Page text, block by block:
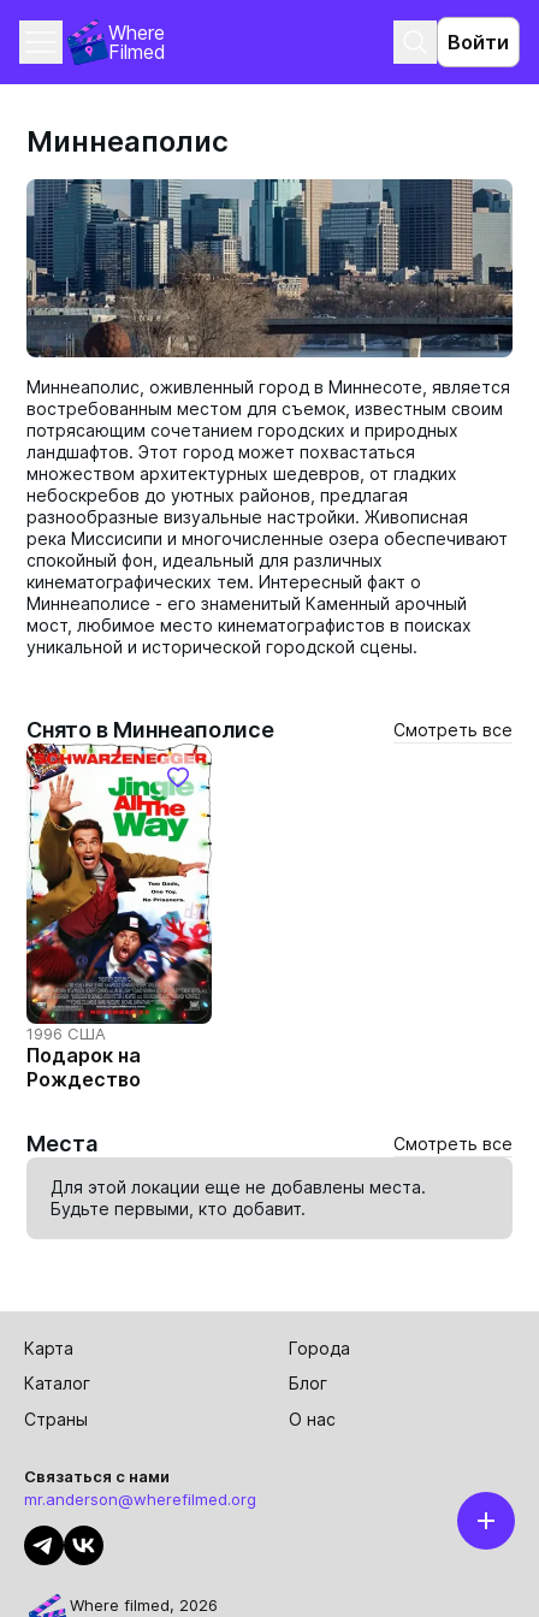
Where
Filmed
Войти
Миннеаполис
Миннеаполис, оживленный город в Миннесоте, является
востребованным местом для съемок, известным своим
потрясающим сочетанием городских и природных
ландшафтов. Этот город может похвастаться
множеством архитектурных шедевров, от гладких
небоскребов до уютных районов, предлагая
разнообразные визуальные настройки. Живописная
река Миссисипи и многочисленные озера обеспечивают
спокойный фон, идеальный для различных
кинематографических тем. Интересный факт о
Миннеаполисе - его знаменитый Каменный арочный
мост, любимое место кинематографистов в поисках
уникальной и исторической городской сцены.
Снято в Миннеаполисе Смотреть все
1996 США
Подарок на
Рождество
Места Смотреть все
Для этой локации еще не добавлены места.
Будьте первыми, кто добавит.
Карта
Города
Каталог
Блог
Страны
О нас
Связаться с нами
mr.anderson@wherefilmed.org
Where filmed, 2026